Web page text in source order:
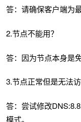
答：请确保客户端为
2.节点不能用？
答：因为节点本身是
3.节点正常但是无法访
答：尝试修改
模式。